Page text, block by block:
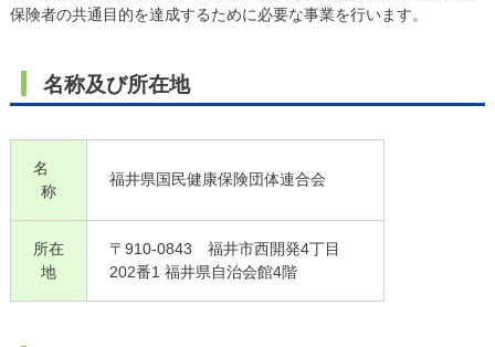
保険者の共通目的を達成するために必要な事業を行います。
名称及び所在地
名
称
福井県国民健康保険団体連合会
所在
地
〒910-0843 福井市西開発4丁目
202番1 福井県自治会館4階